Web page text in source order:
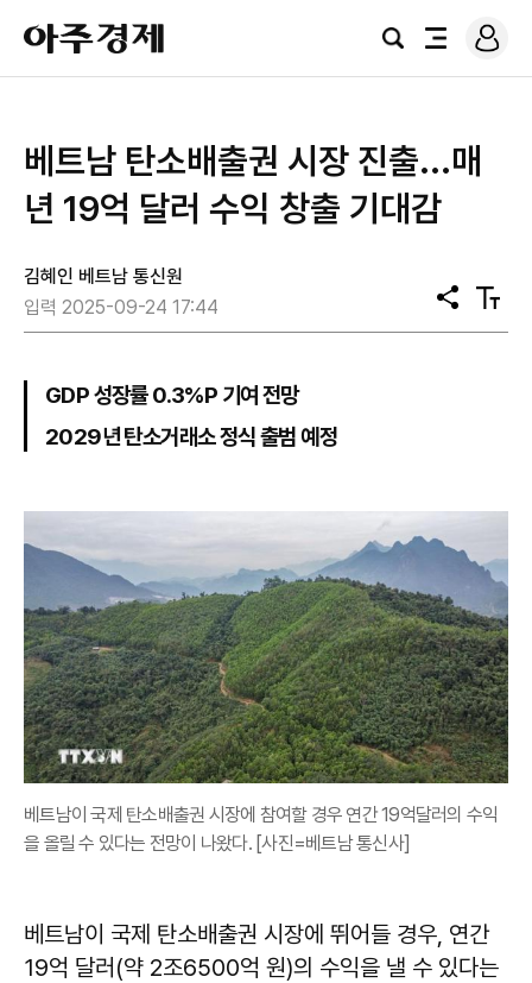
아
주
경
검
전
로
그
베트남 탄소배출권 시장 진출...매
년 19억 달러 수익 창출 기대감
김혜인 베트남 통신원
입력 2025-09-24 17:44
공
유
텍
스
GDP 성장률 0.3%P 기여 전망
2029년 탄소거래소 정식 출범 예정
베트남이 국제 탄소배출권 시장에 참여할 경우 연간 19억달러의 수익
을 올릴 수 있다는 전망이 나왔다. [사진=베트남 통신사]
베트남이 국제 탄소배출권 시장에 뛰어들 경우, 연간
19억 달러(약 2조6500억 원)의 수익을 낼 수 있다는